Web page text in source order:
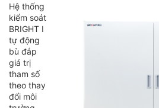
Hệ thống
kiểm soát
BRIGHT I
tự động
bù đắp
giá trị
tham số
theo thay
đổi môi